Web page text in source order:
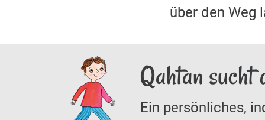
über den Weg
Qahtan sucht
Ein persönliches,